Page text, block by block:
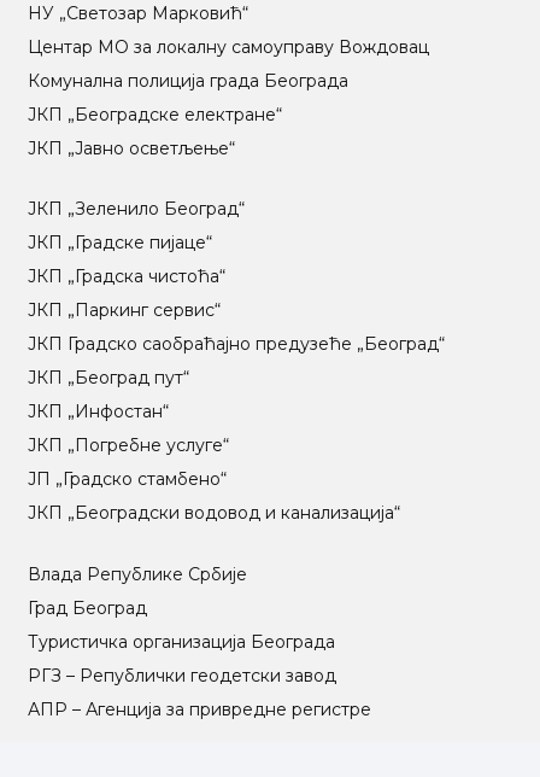
НУ „Светозар Марковић“
Центар МO за локалну самоуправу Вождовац
Комунална полиција града Београда
ЈКП „Београдске електране“
ЈКП „Јавно осветљење“
ЈКП „Зеленило Београд“
ЈКП „Градске пијаце“
ЈКП „Градска чистоћа“
ЈКП „Паркинг сервис“
ЈКП Градско саобраћајно предузеће „Београд“
ЈКП „Београд пут“
ЈКП „Инфостан“
ЈКП „Погребне услуге“
ЈП „Градско стамбено“
ЈКП „Београдски водовод и канализација“
Влада Републике Србије
Град Београд
Туристичка организација Београда
РГЗ – Републички геодетски завод
АПР – Агенција за привредне регистре